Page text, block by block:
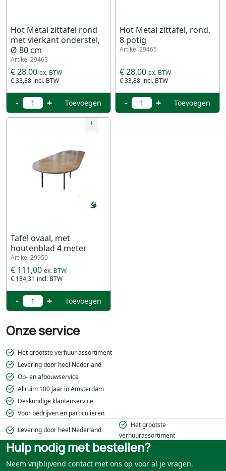
Onze service
Het grootste verhuur assortiment
Levering door heel Nederland
Op- en afbouwservice
Al ruim 100 jaar in Amsterdam
Deskundige klantenservice
Voor bedrijven en particulieren
Hot Metal zittafel rond
met vierkant onderstel,
Ø 80 cm
Artikel 29463
€ 33,88
€ 28,00
- + Toevoegen
Hot Metal zittafel, rond,
8 potig
Artikel 29465
€ 33,88
€ 28,00
- + Toevoegen
+
Tafel ovaal, met
houtenblad 4 meter
Artikel 29950
€ 134,31
€ 111,00
- + Toevoegen
Levering door heel Nederland
Het grootste
verhuurassortiment
Hulp nodig met bestellen?
Neem vrijblijvend contact met ons op voor al je vragen.